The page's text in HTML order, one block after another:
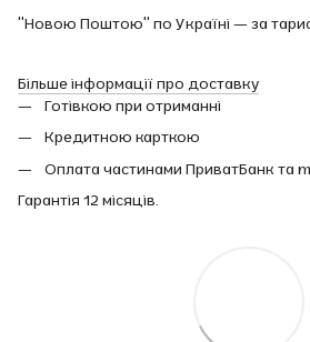
"Новою Поштою" по Україні — за
Більше інформації про доставку
Готівкою при отриманні
Кредитною карткою
Оплата частинами ПриватБанк та
Гарантія 12 місяців.